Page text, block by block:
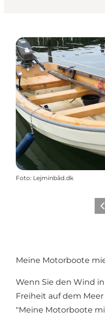
Foto: Lejminbåd.dk
Meine Motorboote
Wenn Sie den Wind
Freiheit auf dem
"Meine Motorboote